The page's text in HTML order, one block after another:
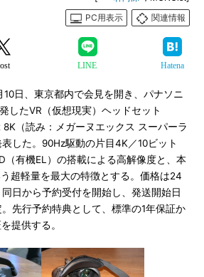
PC用表示
関連情報
LINE Hatena
日、東京都内で会見を開き、パナソニ
したVR（仮想現実）ヘッドセット
8K（読み：メガーヌエックス スーパーラ
した。90Hz駆動の片目4K／10ビット
（有機EL）の搭載による高解像度と、本
超軽量を最大の特徴とする。価格は24
日から予約受付を開始し、発送開始日
先行予約特典として、標準の1年保証か
提供する。